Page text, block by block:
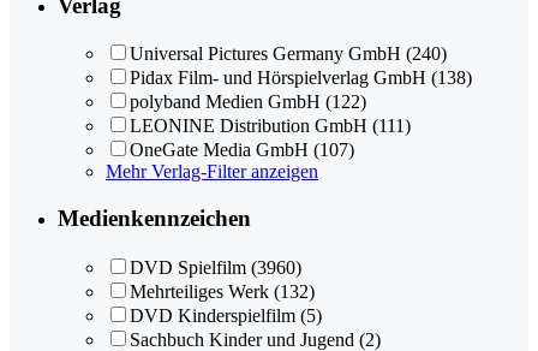
Universal Pictures Germany GmbH (240)
Pidax Film- und Hörspielverlag GmbH (138)
polyband Medien GmbH (122)
LEONINE Distribution GmbH (111)
OneGate Media GmbH (107)
Mehr Verlag-Filter anzeigen
Medienkennzeichen
DVD Spielfilm (3960)
Mehrteiliges Werk (132)
DVD Kinderspielfilm (5)
Sachbuch Kinder und Jugend (2)